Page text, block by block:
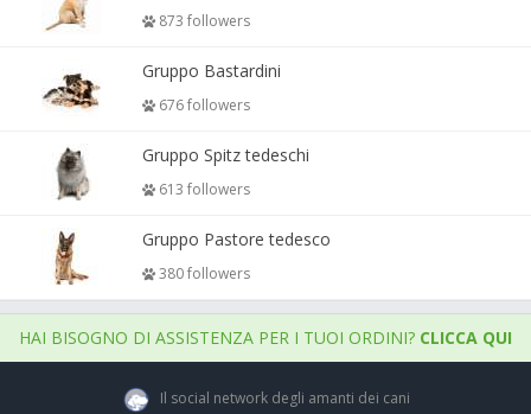
873 followers
Gruppo Bastardini
676 followers
Gruppo Spitz tedeschi
613 followers
Gruppo Pastore tedesco
380 followers
HAI BISOGNO DI ASSISTENZA PER I TUOI ORDINI? CLICCA QUI
Il social network degli amanti dei cani